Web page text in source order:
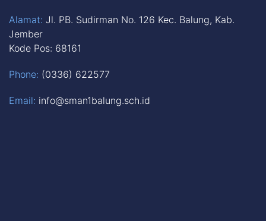
Alamat: Jl. PB. Sudirman No. 126 Kec. Balung, Kab.
Jember
Kode Pos: 68161
Phone: (0336) 622577
Email: info@sman1balung.sch.id